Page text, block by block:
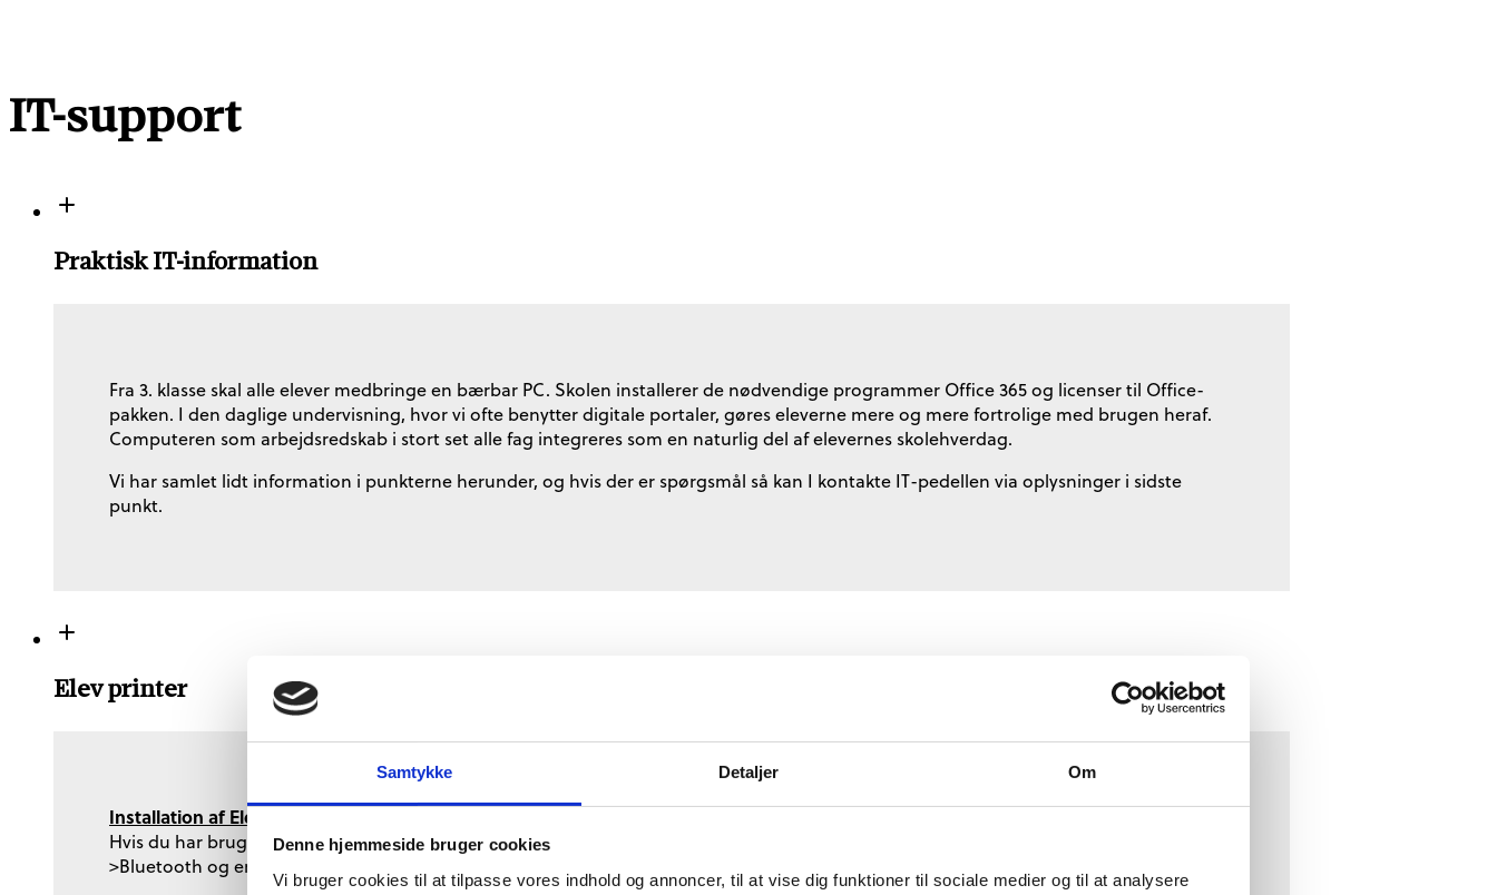
Samtykke Detaljer Om
Denne hjemmeside bruger cookies
Vi bruger cookies til at tilpasse vores indhold og annoncer, til at vise dig funktioner til sociale medier og til at analysere
IT-support
Praktisk IT-information
Fra 3. klasse skal alle elever medbringe en bærbar PC. Skolen installerer de nødvendige programmer Office 365 og licenser til Office-
pakken. I den daglige undervisning, hvor vi ofte benytter digitale portaler, gøres eleverne mere og mere fortrolige med brugen heraf.
Computeren som arbejdsredskab i stort set alle fag integreres som en naturlig del af elevernes skolehverdag.
Vi har samlet lidt information i punkterne herunder, og hvis der er spørgsmål så kan I kontakte IT-pedellen via oplysninger i sidste
punkt.
Elev printer
Installation af Elev printer:
Hvis du har brug for at kunne printe ud på skolens elevprinter, så skal du åbne emnet “Printere og scannere” under Indstillinger-
>Bluetooth og enheder.